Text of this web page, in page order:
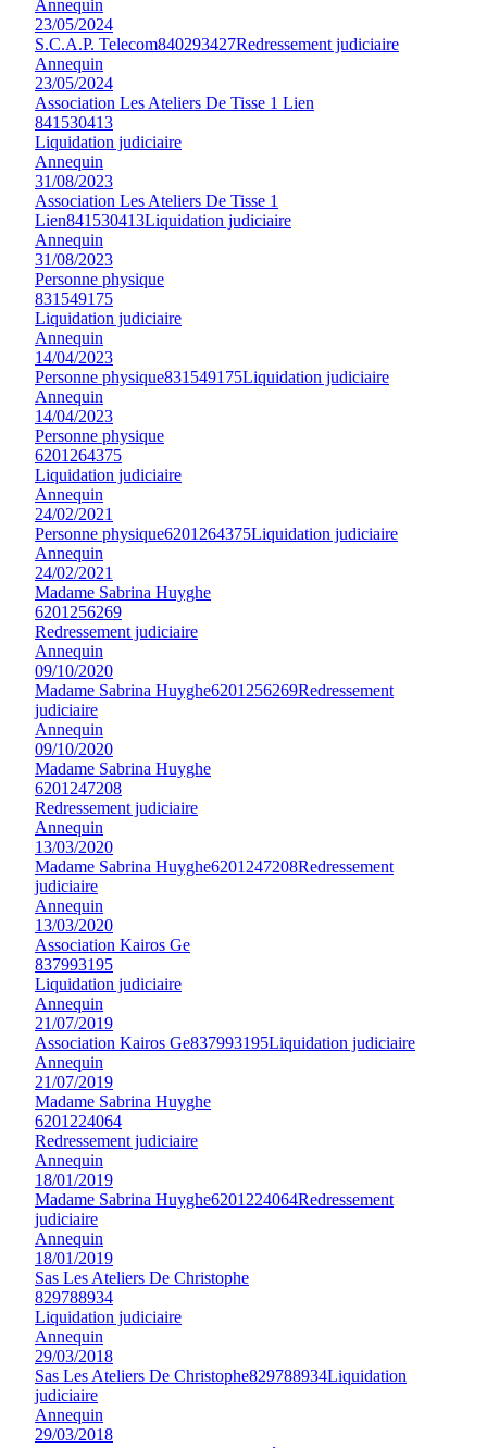
Annequin
23/05/2024
S.C.A.P. Telecom840293427Redressement judiciaire
Annequin
23/05/2024
Association Les Ateliers De Tisse 1 Lien
841530413
Liquidation judiciaire
Annequin
31/08/2023
Association Les Ateliers De Tisse 1
Lien841530413Liquidation judiciaire
Annequin
31/08/2023
Personne physique
831549175
Liquidation judiciaire
Annequin
14/04/2023
Personne physique831549175Liquidation judiciaire
Annequin
14/04/2023
Personne physique
6201264375
Liquidation judiciaire
Annequin
24/02/2021
Personne physique6201264375Liquidation judiciaire
Annequin
24/02/2021
Madame Sabrina Huyghe
6201256269
Redressement judiciaire
Annequin
09/10/2020
Madame Sabrina Huyghe6201256269Redressement
judiciaire
Annequin
09/10/2020
Madame Sabrina Huyghe
6201247208
Redressement judiciaire
Annequin
13/03/2020
Madame Sabrina Huyghe6201247208Redressement
judiciaire
Annequin
13/03/2020
Association Kairos Ge
837993195
Liquidation judiciaire
Annequin
21/07/2019
Association Kairos Ge837993195Liquidation judiciaire
Annequin
21/07/2019
Madame Sabrina Huyghe
6201224064
Redressement judiciaire
Annequin
18/01/2019
Madame Sabrina Huyghe6201224064Redressement
judiciaire
Annequin
18/01/2019
Sas Les Ateliers De Christophe
829788934
Liquidation judiciaire
Annequin
29/03/2018
Sas Les Ateliers De Christophe829788934Liquidation
judiciaire
Annequin
29/03/2018